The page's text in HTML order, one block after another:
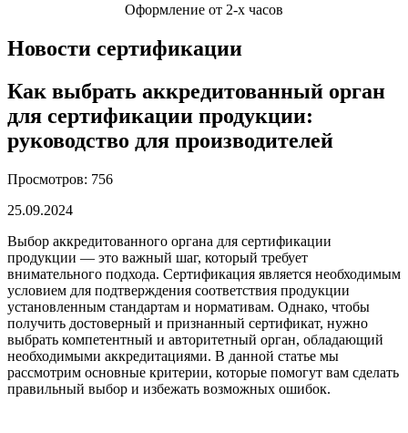
Оформление от 2-х часов
Новости сертификации
Как выбрать аккредитованный орган
для сертификации продукции:
руководство для производителей
Просмотров: 756
25.09.2024
Выбор аккредитованного органа для сертификации
продукции — это важный шаг, который требует
внимательного подхода. Сертификация является необходимым
условием для подтверждения соответствия продукции
установленным стандартам и нормативам. Однако, чтобы
получить достоверный и признанный сертификат, нужно
выбрать компетентный и авторитетный орган, обладающий
необходимыми аккредитациями. В данной статье мы
рассмотрим основные критерии, которые помогут вам сделать
правильный выбор и избежать возможных ошибок.